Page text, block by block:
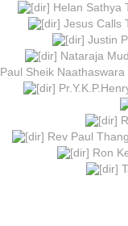
Helan Sathya
Jesus Calls
Justin
Nataraja
Paul Sheik
Rev Paul
Ron